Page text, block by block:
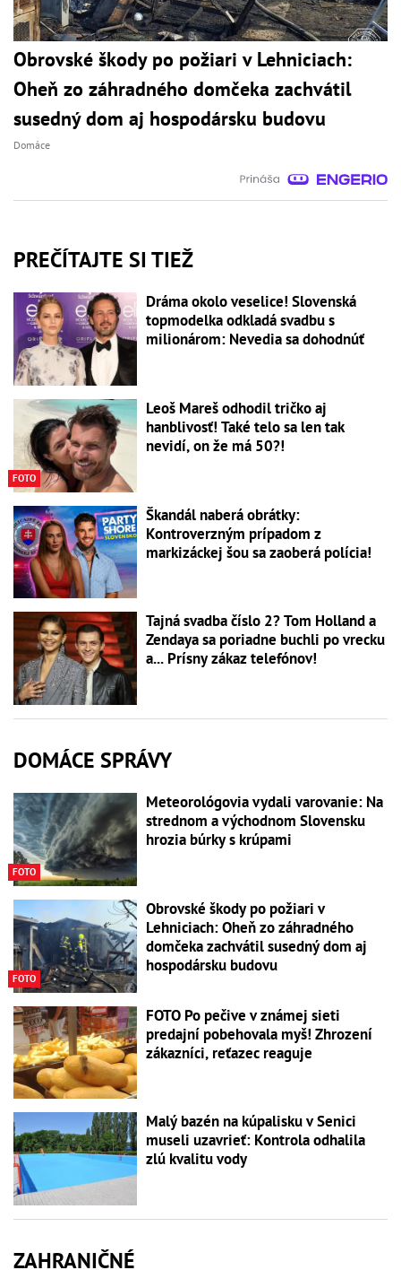
Obrovské škody po požiari v Lehniciach:
Oheň zo záhradného domčeka zachvátil
susedný dom aj hospodársku budovu
Domáce
PREČÍTAJTE SI TIEŽ
Dráma okolo veselice! Slovenská
topmodelka odkladá svadbu s
milionárom: Nevedia sa dohodnúť
FOTO
Leoš Mareš odhodil tričko aj
hanblivosť! Také telo sa len tak
nevidí, on že má 50?!
Škandál naberá obrátky:
Kontroverzným prípadom z
markizáckej šou sa zaoberá polícia!
Tajná svadba číslo 2? Tom Holland a
Zendaya sa poriadne buchli po vrecku
a... Prísny zákaz telefónov!
DOMÁCE SPRÁVY
FOTO
Meteorológovia vydali varovanie: Na
strednom a východnom Slovensku
hrozia búrky s krúpami
FOTO
Obrovské škody po požiari v
Lehniciach: Oheň zo záhradného
domčeka zachvátil susedný dom aj
hospodársku budovu
FOTO Po pečive v známej sieti
predajní pobehovala myš! Zhrození
zákazníci, reťazec reaguje
Malý bazén na kúpalisku v Senici
museli uzavrieť: Kontrola odhalila
zlú kvalitu vody
ZAHRANIČNÉ